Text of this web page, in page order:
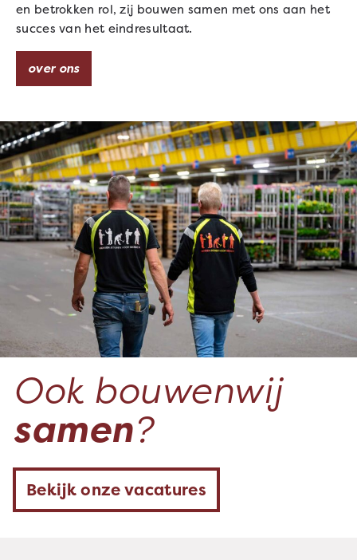
Ook bouwenwij
samen?
Bekijk onze vacatures
en betrokken rol, zij bouwen samen met ons aan het
succes van het eindresultaat.
over ons